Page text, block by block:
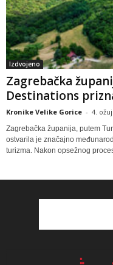
Izdvojeno
Zagrebačka
Destinations
Kronike Velike Gorice - 4.
Zagrebačka županija, putem
ostvarila je značajno
turizma. Nakon opsežnog